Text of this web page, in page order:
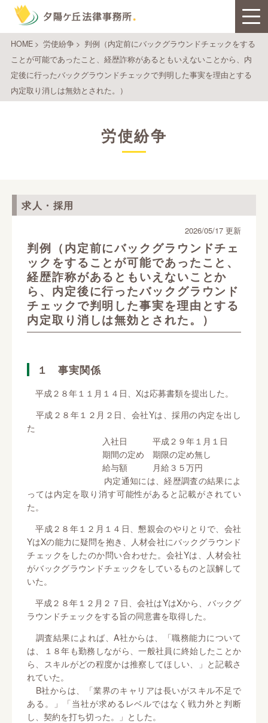
HOME> 労使紛争> 判例（内定前にバックグラウンドチェックをする
ことが可能であったこと、経歴詐称があるともいえないことから、内
定後に行ったバックグラウンドチェックで判明した事実を理由とする
内定取り消しは無効とされた。）
労使紛争
求人・採用
判例（内定前にバックグラウンドチェ
ックをすることが可能であったこと、
経歴詐称があるともいえないことか
ら、内定後に行ったバックグラウンド
チェックで判明した事実を理由とする
内定取り消しは無効とされた。）
2026/05/17 更新
１ 事実関係
平成２８年１１月１４日、Xは応募書類を提出した。
平成２８年１２月２日、会社Yは、採用の内定を出し
た
入社日 平成２９年１月１日
期間の定め 期限の定め無し
給与額 月給３５万円
内定通知には、経歴調査の結果によ
っては内定を取り消す可能性があると記載がされてい
た。
平成２８年１２月１４日、懇親会のやりとりで、会社
YはXの能力に疑問を抱き、人材会社にバックグラウンド
チェックをしたのか問い合わせた。会社Yは、人材会社
がバックグラウンドチェックをしているものと誤解して
いた。
平成２８年１２月２７日、会社はYはXから、バックグ
ラウンドチェックをする旨の同意書を取得した。
調査結果によれば、A社からは、「職務能力について
は、１８年も勤務しながら、一般社員に終始したことか
ら、スキルがどの程度かは推察してほしい、」と記載さ
れていた。
B社からは、「業界のキャリアは長いがスキル不足で
ある。」「当社が求めるレベルではなく戦力外と判断
し、契約を打ち切った。」とした。